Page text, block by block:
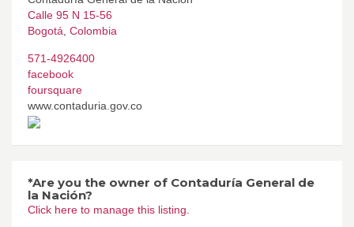
Calle 95 N 15-56
Bogotá Colombia
571-4926400
facebook
foursquare
www.contaduria.gov.co
*Are you the owner of Contaduría General de
la Nación?
Click here to manage this listing.